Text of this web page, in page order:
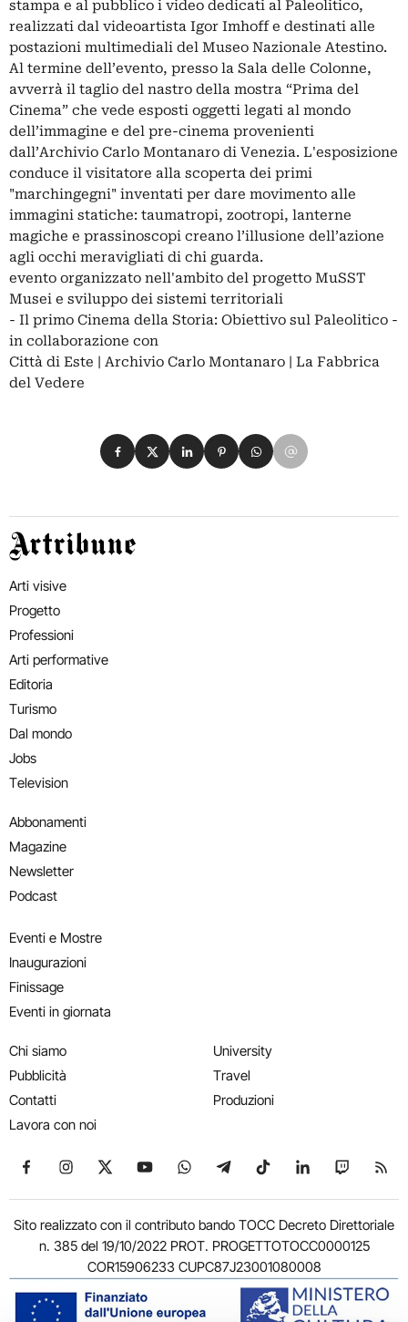
stampa e al pubblico i video dedicati al Paleolitico,
realizzati dal videoartista Igor Imhoff e destinati alle
postazioni multimediali del Museo Nazionale Atestino.
Al termine dell’evento, presso la Sala delle Colonne,
avverrà il taglio del nastro della mostra “Prima del
Cinema” che vede esposti oggetti legati al mondo
dell’immagine e del pre-cinema provenienti
dall’Archivio Carlo Montanaro di Venezia. L'esposizione
conduce il visitatore alla scoperta dei primi
"marchingegni" inventati per dare movimento alle
immagini statiche: taumatropi, zootropi, lanterne
magiche e prassinoscopi creano l’illusione dell’azione
agli occhi meravigliati di chi guarda.
evento organizzato nell'ambito del progetto MuSST
Musei e sviluppo dei sistemi territoriali
- Il primo Cinema della Storia: Obiettivo sul Paleolitico -
in collaborazione con
Città di Este | Archivio Carlo Montanaro | La Fabbrica
del Vedere
Condividi su Facebook
Condividi su X
Condividi su LinkedIn
Condividi su Pinterest
Condividi su WhatsApp
Condividi su Email
Artribune
Arti visive
Progetto
Professioni
Arti performative
Editoria
Turismo
Dal mondo
Jobs
Television
Abbonamenti
Magazine
Newsletter
Podcast
Eventi e Mostre
Inaugurazioni
Finissage
Eventi in giornata
Chi siamo
Pubblicità
Contatti
Lavora con noi
University
Travel
Produzioni
Seguici su Facebook
Seguici su Instagram
Seguici su X
Seguici su YouTube
Seguici su WhatsApp
Seguici su Telegram
Seguici su TikTok
Seguici su
Seguici
Sito realizzato con il contributo bando TOCC Decreto Direttoriale
n. 385 del 19/10/2022 PROT. PROGETTOTOCC0000125
COR15906233 CUPC87J23001080008